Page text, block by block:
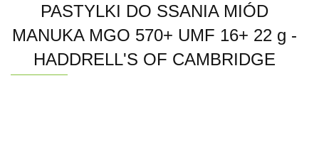
PASTYLKI DO SSANIA MIÓD
MANUKA MGO 570+ UMF 16+ 22 g -
HADDRELL'S OF CAMBRIDGE